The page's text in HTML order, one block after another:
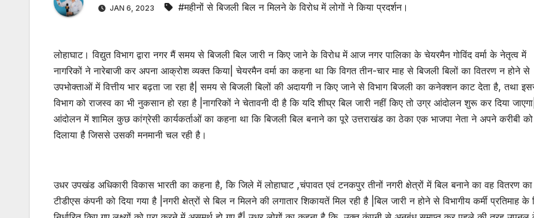
JAN 6, 2023 #महीनों से बिजली बिल न मिलने के विरोध में लोगों ने किया प्रदर्शन।
लोहाघाट। विद्युत विभाग द्वारा नगर मैं समय से बिजली बिल जारी न किए जाने के विरोध में आज नगर पालिका के चेयरमैन गोविंद वर्मा के नेतृत्व में
नागरिकों ने नारेबाजी कर अपना आक्रोश व्यक्त किया| चेयरमैन वर्मा का कहना था कि विगत तीन-चार माह से बिजली बिलों का वितरण न होने से
उपभोक्ताओं में वित्तीय भार बढ़ता जा रहा है| समय से बिजली बिलों की अदायगी न किए जाने से विभाग बिजली का कनेक्शन काट देता है, तथा
विभाग को राजस्व का भी नुकसान हो रहा है |नागरिकों ने चेतावनी दी है कि यदि शीघ्र बिल जारी नहीं किए तो उग्र आंदोलन शुरू कर दिया
आंदोलन में शामिल कुछ कांग्रेसी कार्यकर्ताओं का कहना था कि बिजली बिल बनाने का पूरे उत्तराखंड का ठेका एक भाजपा नेता ने अपने करीबी को
दिलाया है जिससे उसकी मनमानी चल रही है।
उधर उपखंड अधिकारी विकास भारती का कहना है, कि जिले में लोहाघाट ,चंपावत एवं टनकपुर तीनों नगरी क्षेत्रों में बिल बनाने का वह वितरण का
टीडीएस कंपनी को दिया गया है |नगरी क्षेत्रों से बिल न मिलने की लगातार शिकायतें मिल रही है |बिल जारी न होने से विभागीय कर्मी प्रतिमाह के